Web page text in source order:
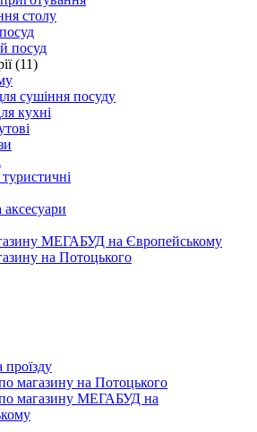
столу
посуд
(11)
сушіння посуду
кухні
аксесуари
МЕГАБУД на Європейському
на Потоцького
проїзду
магазину на Потоцького
по магазину МЕГАБУД на